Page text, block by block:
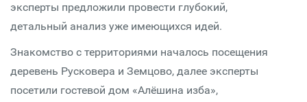
эксперты предложили провести глубокий,
детальный анализ уже имеющихся идей.
Знакомство с территориями началось посещения
деревень Русковера и Земцово, далее эксперты
посетили гостевой дом «Алёшина изба»,